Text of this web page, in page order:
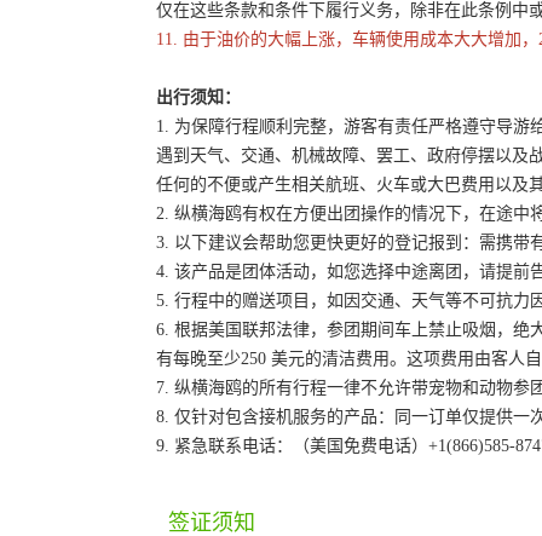
仅在这些条款和条件下履行义务，除非在此条例中
11. 由于油价的大幅上涨，车辆使用成本大大增加
出行须知：
1. 为保障行程顺利完整，游客有责任严格遵守导
遇到天气、交通、机械故障、罢工、政府停摆以及
任何的不便或产生相关航班、火车或大巴费用以及
2. 纵横海鸥有权在方便出团操作的情况下，在途
3. 以下建议会帮助您更快更好的登记报到：需携
4. 该产品是团体活动，如您选择中途离团，请提
5. 行程中的赠送项目，如因交通、天气等不可抗
6. 根据美国联邦法律，参团期间车上禁止吸烟，
有每晚至少250 美元的清洁费用。这项费用由客人
7. 纵横海鸥的所有行程一律不允许带宠物和动物参
8. 仅针对包含接机服务的产品：同一订单仅提供
9. 紧急联系电话：（美国免费电话）+1(866)585-
签证须知